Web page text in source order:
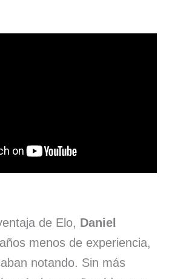
de Elo, Daniel
menos de experiencia,
notando. Sin más